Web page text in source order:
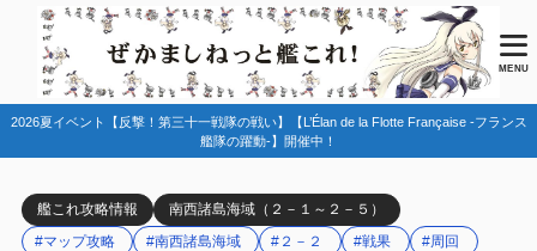
MENU
2026夏イベント【反撃！第三十一戦隊の戦い】【L’Élan de la Flotte Française -フランス
艦隊の躍動-】開催中！
艦これ攻略情報
南西諸島海域（２－１～２－５）
#マップ攻略
#南西諸島海域 #２－２ #戦果 #周回
目次
1 ２－２ バジー島沖の羅針盤ルート固定・マップ詳細
3 ２－２周回用のお編成例